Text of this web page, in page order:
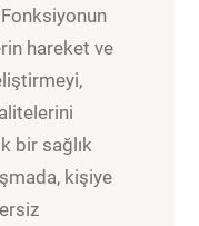
hareket ve
bir sağlık
kişiye